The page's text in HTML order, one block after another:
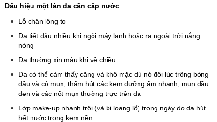
Dấu hiệu một làn da cần cấp nước
Lỗ chân lông to
Da tiết dầu nhiều khi ngồi máy lạnh hoặc ra ngoài trời nắng
nóng
Da thường xỉn màu khi về chiều
Da có thể cảm thấy căng và khô mặc dù nó đôi lúc trông bóng
dầu và có mụn, thấm hút các kem dưỡng ẩm nhanh, mụn đầu
đen và các nốt mụn thường trực trên da
Lớp make-up nhanh trôi (và bị loang lổ) trong ngày do da hút
hết nước trong kem nền.